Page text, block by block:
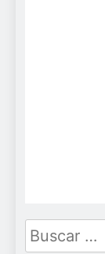
Buscar: